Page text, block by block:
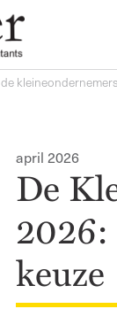
de
april 2026
De
2026:
keuze